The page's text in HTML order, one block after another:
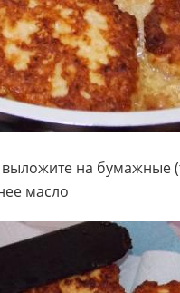
на бумажные
масло